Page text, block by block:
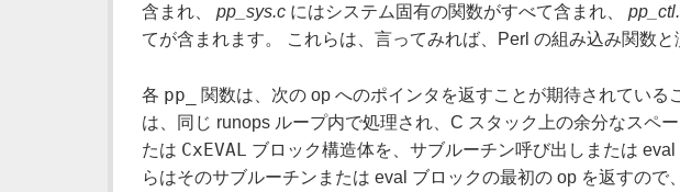
含まれ、 pp_sys.cにはシステム固有の関数がすべて含まれ、
てが含まれます。 これらは、言ってみれば、Perl の組み込み関数と
各 pp_
関数は、次の op へのポインタを返すことが期待されてい
は、同じ runops ループ内で処理され、C スタック上の余分なスペ
たは CxEVAL ブロック構造体を、サブルーチン呼び出しまたは
らはそのサブルーチンまたは eval ブロックの最初の op を返すの